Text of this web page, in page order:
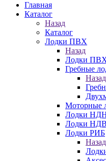
Главная
Каталог
Назад
Каталог
Лодки ПВХ
Назад
Лодки
Гребные
Назад
Моторные
Лодки
Лодки
Лодки РИБ
Назад